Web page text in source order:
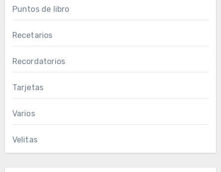
Puntos de libro
Recetarios
Recordatorios
Tarjetas
Varios
Velitas